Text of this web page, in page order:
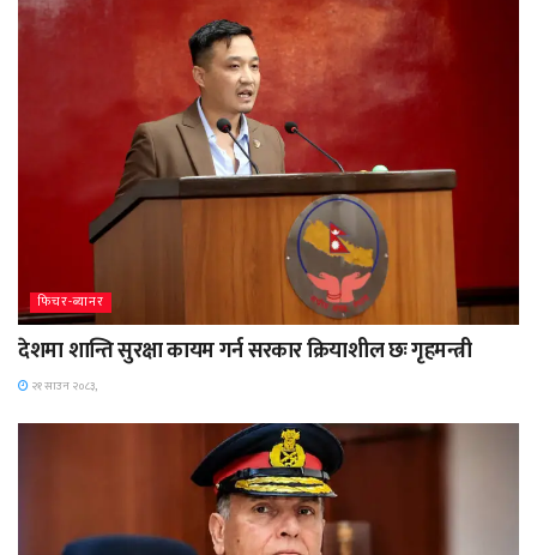
फिचर-ब्यानर
देशमा शान्ति सुरक्षा कायम गर्न सरकार क्रियाशील छः गृहमन्त्री
२१ साउन २०८३,